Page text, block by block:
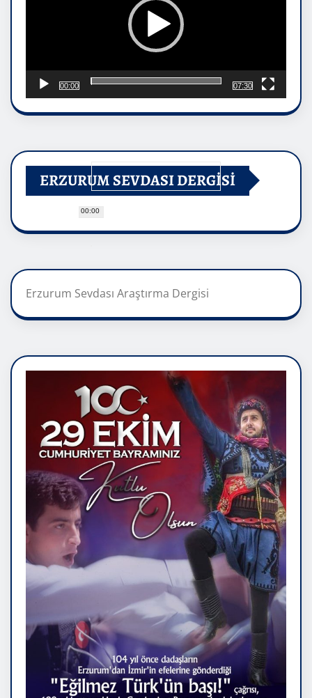
00:00
00:00
07:30
ERZURUM SEVDASI DERGİSİ
Erzurum Sevdası Araştırma Dergisi